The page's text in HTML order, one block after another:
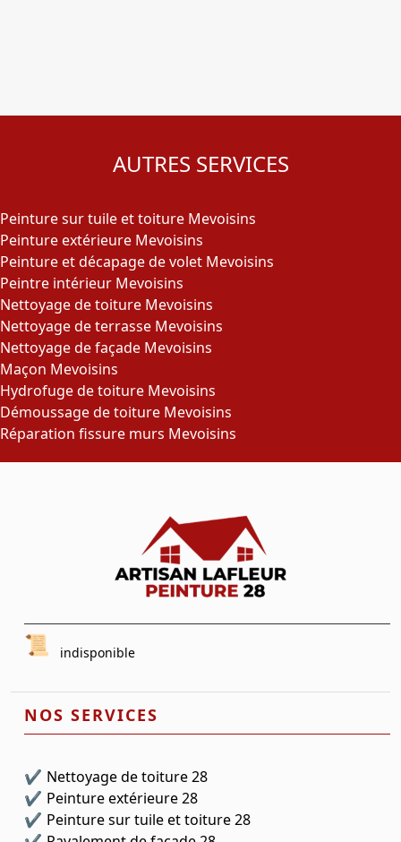
AUTRES SERVICES
Peinture sur tuile et toiture Mevoisins
Peinture extérieure Mevoisins
Peinture et décapage de volet Mevoisins
Peintre intérieur Mevoisins
Nettoyage de toiture Mevoisins
Nettoyage de terrasse Mevoisins
Nettoyage de façade Mevoisins
Maçon Mevoisins
Hydrofuge de toiture Mevoisins
Démoussage de toiture Mevoisins
Réparation fissure murs Mevoisins
indisponible
NOS SERVICES
Nettoyage de toiture 28
Peinture extérieure 28
Peinture sur tuile et toiture 28